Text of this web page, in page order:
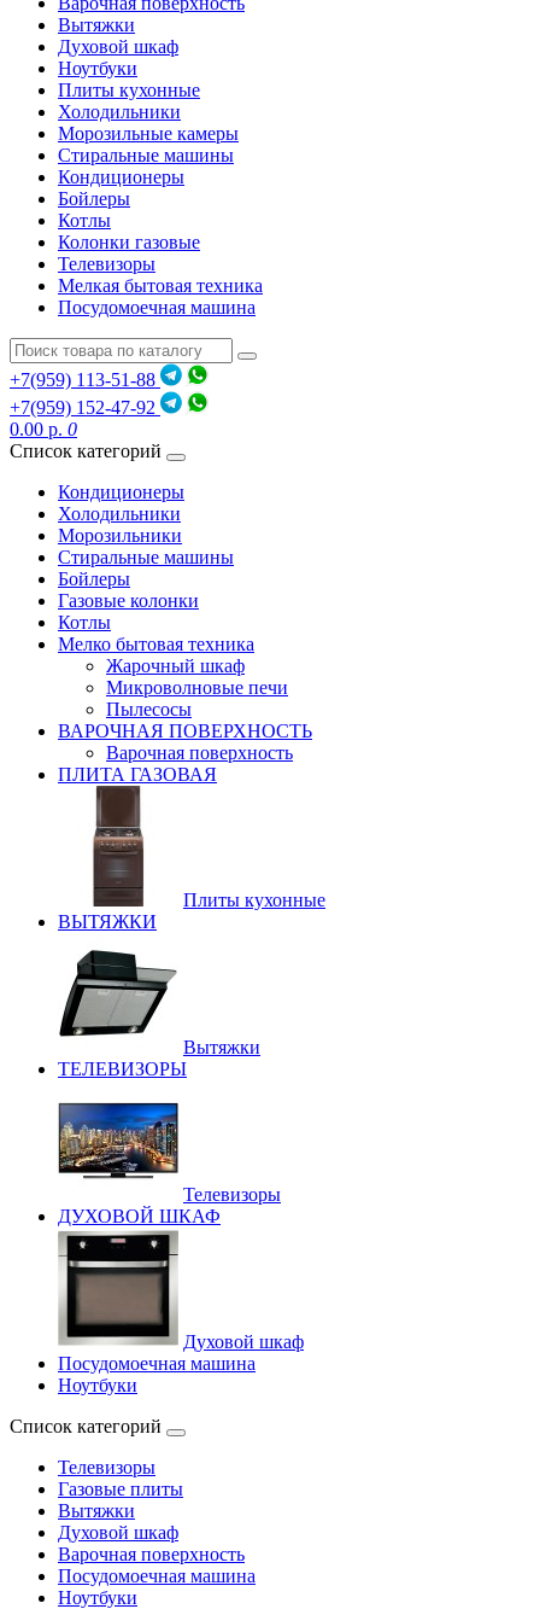
Вытяжки
Духовой шкаф
Ноутбуки
Плиты кухонные
Холодильники
Морозильные камеры
Стиральные машины
Кондиционеры
Бойлеры
Котлы
Колонки газовые
Телевизоры
Мелкая бытовая техника
Посудомоечная машина
+7(959) 113-51-88
+7(959) 152-47-92
0.00 р. 0
Список категорий
Кондиционеры
Холодильники
Морозильники
Стиральные машины
Бойлеры
Газовые колонки
Котлы
Мелко бытовая техника
Жарочный шкаф
Микроволновые печи
Пылесосы
ВАРОЧНАЯ ПОВЕРХНОСТЬ
Варочная поверхность
ПЛИТА ГАЗОВАЯ
Плиты кухонные
ВЫТЯЖКИ
Вытяжки
ТЕЛЕВИЗОРЫ
Телевизоры
ДУХОВОЙ ШКАФ
Духовой шкаф
Посудомоечная машина
Ноутбуки
Список категорий
Телевизоры
Газовые плиты
Вытяжки
Духовой шкаф
Варочная поверхность
Посудомоечная машина
Ноутбуки